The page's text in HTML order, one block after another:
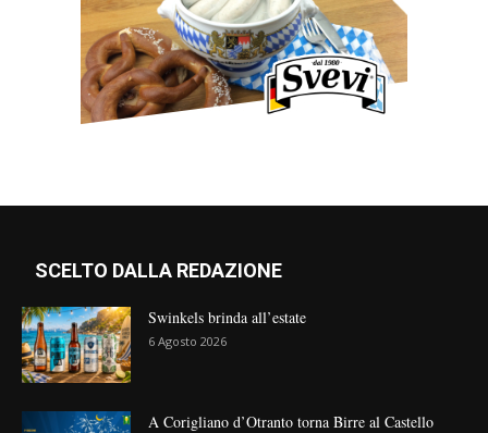
SCELTO DALLA REDAZIONE
Swinkels brinda all’estate
6 Agosto 2026
A Corigliano d’Otranto torna Birre al Castello